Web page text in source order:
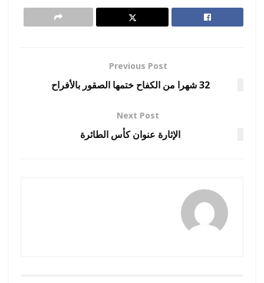
Previous Post
32 شهرا من الكفاح ختمها الصقور بالأفراح
Next Post
الإثارة عنوان كأس الطائرة